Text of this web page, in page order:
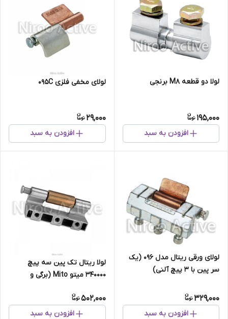
لولا دو قطعه M۸ برنجی
195,000
افزودن به سبد
لولای مخفی فلزی 095C
29,000
افزودن به سبد
لولای ورقی ریتال مدل ۰۹۶ (یک
سر پین با ۳ پیچ آلنی)
329,000
افزودن به سبد
لولا ریتال تک پین سه پیچ
۳۴۰۰۰۰ میتو Mito (برگی و
502,000
افزودن به سبد